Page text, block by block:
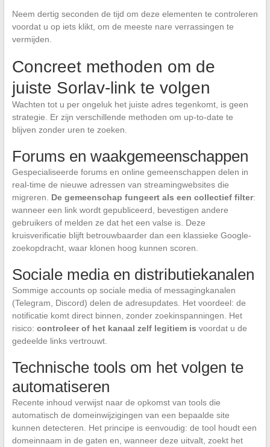
Neem dertig seconden de tijd om deze elementen te controleren
voordat u op iets klikt, om de meeste nare verrassingen te
vermijden.
Concreet methoden om de
juiste Sorlav-link te volgen
Wachten tot u per ongeluk het juiste adres tegenkomt, is geen
strategie. Er zijn verschillende methoden om up-to-date te
blijven zonder uren te zoeken.
Forums en waakgemeenschappen
Gespecialiseerde forums en online gemeenschappen delen in
real-time de nieuwe adressen van streamingwebsites die
migreren. De gemeenschap fungeert als een collectief filter:
wanneer een link wordt gepubliceerd, bevestigen andere
gebruikers of melden ze dat het een valse is. Deze
kruisverificatie blijft betrouwbaarder dan een klassieke Google-
zoekopdracht, waar klonen hoog kunnen scoren.
Sociale media en distributiekanalen
Sommige accounts op sociale media of messagingkanalen
(Telegram, Discord) delen de adresupdates. Het voordeel: de
notificatie komt direct binnen, zonder zoekinspanningen. Het
risico: controleer of het kanaal zelf legitiem is voordat u de
gedeelde links vertrouwt.
Technische tools om het volgen te
automatiseren
Recente inhoud verwijst naar de opkomst van tools die
automatisch de domeinwijzigingen van een bepaalde site
kunnen detecteren. Het principe is eenvoudig: de tool houdt een
domeinnaam in de gaten en, wanneer deze uitvalt, zoekt het